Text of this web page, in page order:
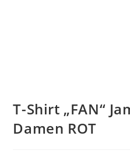
T-Shirt „FAN“
Damen ROT